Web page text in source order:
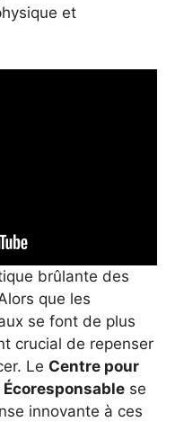
et
brûlante des
que les
se font de plus
crucial de repenser
Le Centre pour
se
innovante à ces